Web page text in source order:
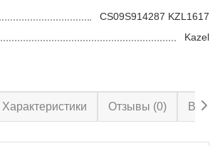
CS09S914287 KZL1617
Kazel
Характеристики Отзывы (0)